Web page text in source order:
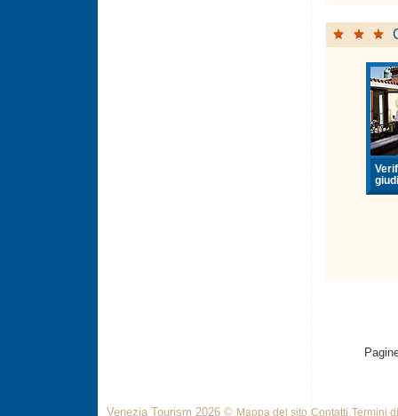
Venezia Tourism 2026 © Mappa del sito Contatti Termini